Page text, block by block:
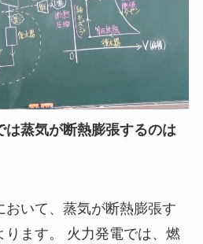
は蒸気が断熱膨張するのは
おいて、蒸気が断熱膨張す
ります。 火力発電では、燃